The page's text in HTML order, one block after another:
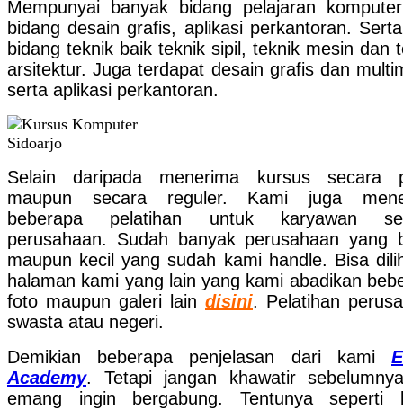
Mempunyai banyak bidang pelajaran
bidang desain grafis, aplikasi perkantoran.
bidang teknik baik teknik sipil, teknik mesin dan
arsitektur. Juga terdapat desain grafis dan
serta aplikasi perkantoran.
Selain daripada menerima kursus secara
maupun secara reguler. Kami juga
beberapa pelatihan untuk karyawan
perusahaan. Sudah banyak perusahaan yang
maupun kecil yang sudah kami handle. Bisa
halaman kami yang lain yang kami abadikan
foto maupun galeri lain disini. Pelatihan
swasta atau negeri.
Demikian beberapa penjelasan dari kami
Academy. Tetapi jangan khawatir
emang ingin bergabung. Tentunya seperti